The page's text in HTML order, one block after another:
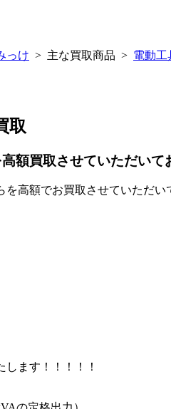
っけ > 主な買取商品 > 電動工
取
額買取させていただいて
を高額でお買取させていただ
ます！！！！！